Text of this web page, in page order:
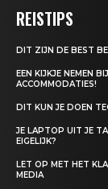
REISTIPS
DIT ZIJN DE BEST
EEN KIJKJE NEMEN
ACCOMMODATIES!
DIT KUN JE DOEN
JE LAPTOP UIT JE
EIGELIJK?
LET OP MET HET
MEDIA